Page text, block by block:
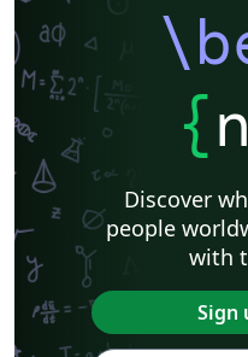
{
Discover
people
with
Sign